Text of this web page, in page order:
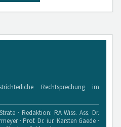
Rechtsprechung im
· Redaktion: RA Wiss. Ass. Dr.
· Prof. Dr. iur. Karsten Gaede ·